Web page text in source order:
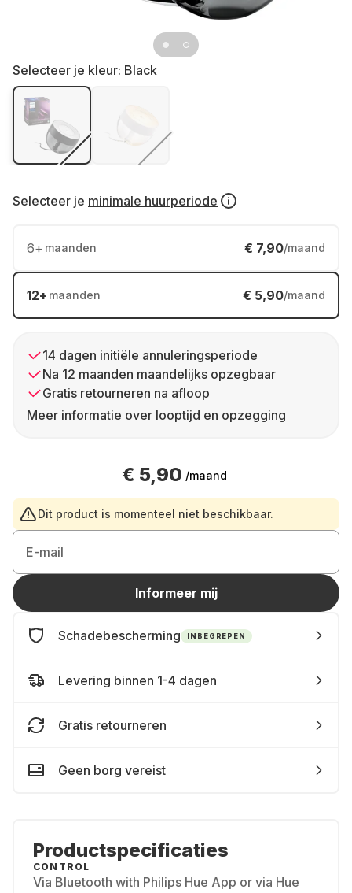
Selecteer je kleur: Black
Selecteer je minimale huurperiode
6+ maanden € 7,90/maand
12+ maanden € 5,90/maand
14 dagen initiële annuleringsperiode
Na 12 maanden maandelijks opzegbaar
Gratis retourneren na afloop
Meer informatie over looptijd en opzegging
€ 5,90 /maand
Dit product is momenteel niet beschikbaar.
E-mail
Informeer mij
Schadebescherming INBEGREPEN
Levering binnen 1-4 dagen
Gratis retourneren
Geen borg vereist
Productspecificaties
CONTROL
Via Bluetooth with Philips Hue App or via Hue